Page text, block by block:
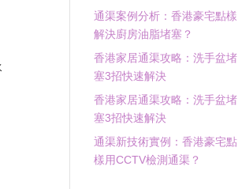
通渠案例分析：香港豪宅點樣
解決廚房油脂堵塞？
香港家居通渠攻略：洗手盆堵
塞3招快速解決
香港家居通渠攻略：洗手盆堵
塞3招快速解決
通渠新技術實例：香港豪宅點
樣用CCTV檢測通渠？